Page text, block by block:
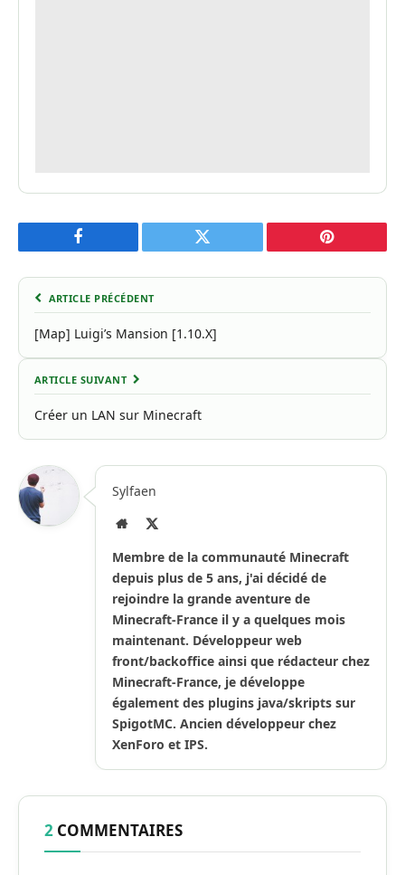
Facebook Twitter Pinterest
ARTICLE PRÉCÉDENT
[Map] Luigi’s Mansion [1.10.X]
ARTICLE SUIVANT
Créer un LAN sur Minecraft
Sylfaen
Site
Membre de la communauté Minecraft
depuis plus de 5 ans, j'ai décidé de
rejoindre la grande aventure de
Minecraft-France il y a quelques mois
maintenant. Développeur web
front/backoffice ainsi que rédacteur chez
Minecraft-France, je développe
également des plugins java/skripts sur
SpigotMC. Ancien développeur chez
XenForo et IPS.
2 COMMENTAIRES